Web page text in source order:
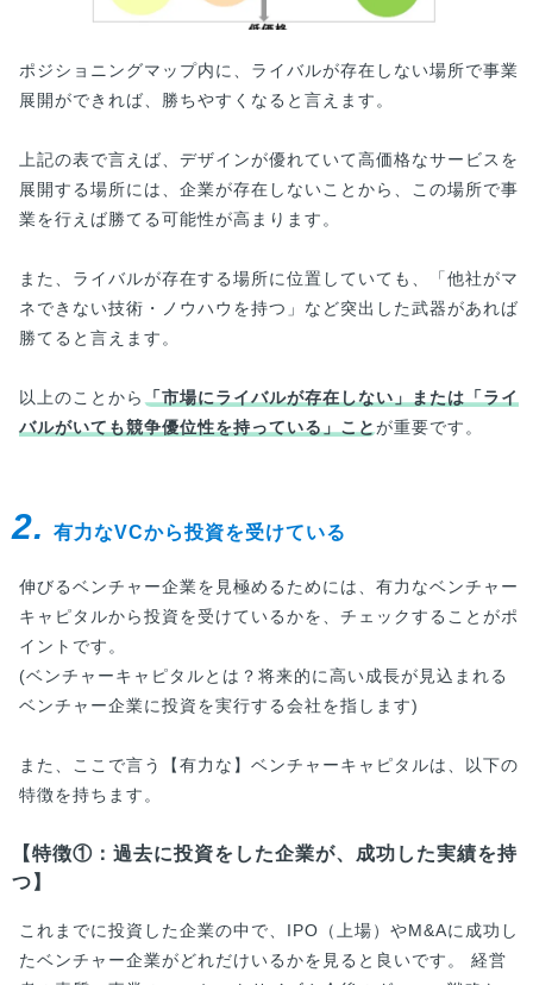
ポジショニングマップ内に、ライバルが存在しない場所で事業
展開ができれば、勝ちやすくなると言えます。
上記の表で言えば、デザインが優れていて高価格なサービスを
展開する場所には、企業が存在しないことから、この場所で事
業を行えば勝てる可能性が高まります。
また、ライバルが存在する場所に位置していても、「他社がマ
ネできない技術・ノウハウを持つ」など突出した武器があれば
勝てると言えます。
以上のことから 「市場にライバルが存在しない」または「ライ
バルがいても競争優位性を持っている」ことが重要です。
2. 有力なVCから投資を受けている
伸びるベンチャー企業を見極めるためには、有力なベンチャー
キャピタルから投資を受けているかを、チェックすることがポ
イントです。
(ベンチャーキャピタルとは？将来的に高い成長が見込まれる
ベンチャー企業に投資を実行する会社を指します)
また、ここで言う【有力な】ベンチャーキャピタルは、以下の
特徴を持ちます。
【特徴①：過去に投資をした企業が、成功した実績を持
つ】
これまでに投資した企業の中で、IPO（上場）やM&Aに成功し
たベンチャー企業がどれだけいるかを見ると良いです。 経営